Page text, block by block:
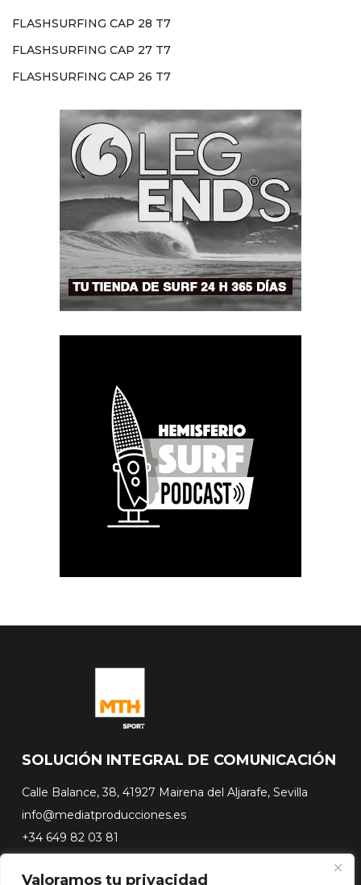
Valoramos tu privacidad
FLASHSURFING CAP 28 T7
FLASHSURFING CAP 27 T7
FLASHSURFING CAP 26 T7
SOLUCIÓN INTEGRAL DE COMUNICACIÓN
Calle Balance, 38, 41927 Mairena del Aljarafe, Sevilla
info@mediatproducciones.es
+34 649 82 03 81
#FLASHSURFING